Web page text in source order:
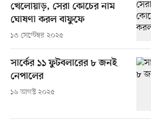
খেলোয়াড়, সেরা কোচের নাম
ঘোষণা করল বাফুফে
১৩ সেপ্টেম্বর ২০২৫
সার্কের ১১ ফুটবলারের ৮ জনই
নেপালের
১৬ আগস্ট ২০২৫